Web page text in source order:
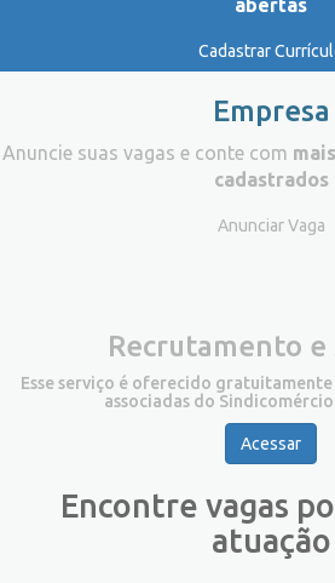
abertas
Cadastrar
Empresa
Anuncie suas vagas e conte com
cadastrados
Anunciar Vaga
Recrutamento e
Esse serviço é oferecido gratuitamente
associadas do
Acessar
Encontre vagas
atuação